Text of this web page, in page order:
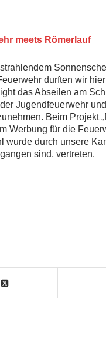
meets Römerlauf
durften wir
das Abseilen am
Jugendfeuerwehr
Beim Projekt
Werbung für die
wurde durch unsere
sind, vertreten.